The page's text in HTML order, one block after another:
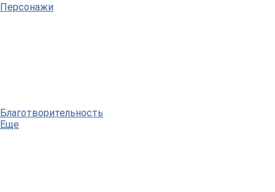
Персонажи
Благотворительность
Еще